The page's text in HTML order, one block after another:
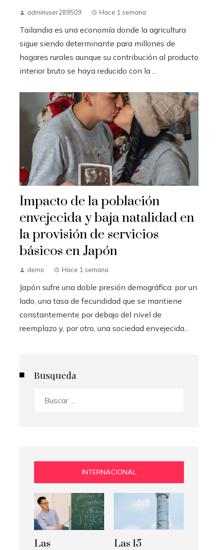
adminuser289509 Hace 1 semana
Tailandia es una economía donde la agricultura
sigue siendo determinante para millones de
hogares rurales aunque su contribución al producto
interior bruto se haya reducido con la ...
Impacto de la población
envejecida y baja natalidad en
la provisión de servicios
básicos en Japón
demo Hace 1 semana
Japón sufre una doble presión demográfica: por un
lado, una tasa de fecundidad que se mantiene
constantemente por debajo del nivel de
reemplazo y, por otro, una sociedad envejecida...
Busqueda
INTERNACIONAL
Las
Las 15